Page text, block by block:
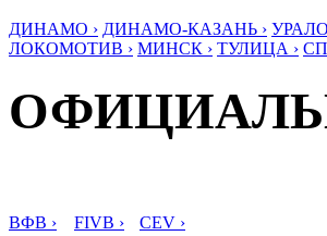
ДИНАМО › ДИНАМО-КАЗАНЬ ›
ЛОКОМОТИВ › МИНСК › ТУЛИЦА ›
ВФВ › FIVB › CEV ›